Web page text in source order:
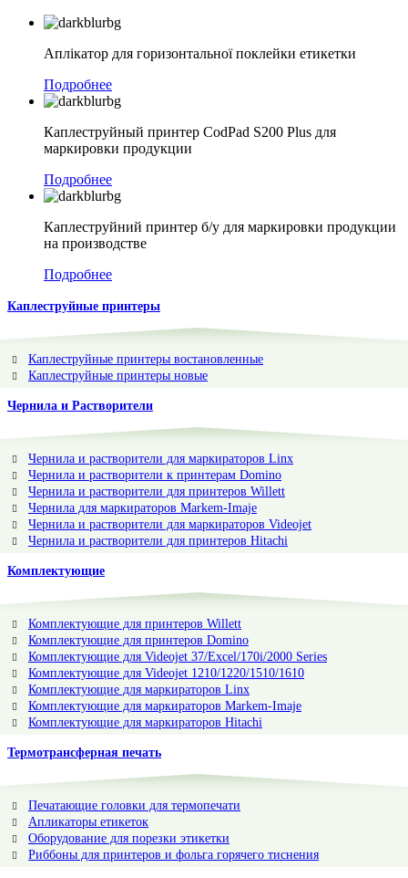
Аплікатор для горизонтальної поклейки етикетки
Подробнее
Каплеструйный принтер CodPad S200 Plus для
маркировки продукции
Подробнее
Каплеструйний принтер б/у для маркировки продукции
на производстве
Подробнее
Каплеструйные принтеры
Каплеструйные принтеры востановленные
Каплеструйные принтеры новые
Чернила и Растворители
Чернила и растворители для маркираторов Linx
Чернила и растворители к принтерам Domino
Чернила и растворители для принтеров Willett
Чернила для маркираторов Markem-Imaje
Чернила и растворители для маркираторов Videojet
Чернила и растворители для принтеров Hitachi
Комплектующие
Комплектующие для принтеров Willett
Комплектующие для принтеров Domino
Комплектующие для Videojet 37/Excel/170i/2000 Series
Комплектующие для Videojet 1210/1220/1510/1610
Комплектующие для маркираторов Linx
Комплектующие для маркираторов Markem-Imaje
Комплектующие для маркираторов Hitachi
Термотрансферная печать
Печатающие головки для термопечати
Апликаторы етикеток
Оборудование для порезки этикетки
Риббоны для принтеров и фольга горячего тиснения